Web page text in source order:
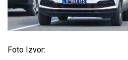
Foto Izvor: